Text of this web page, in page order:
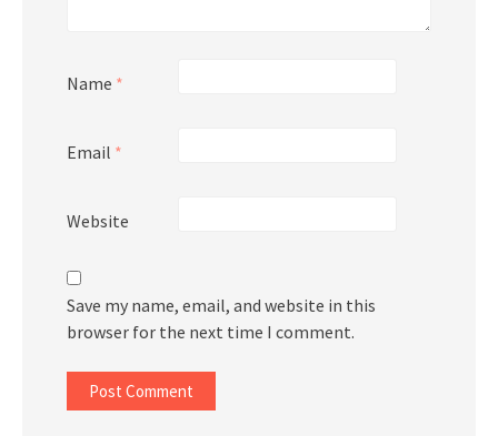
Name *
Email *
Website
Save my name, email, and website in this
browser for the next time I comment.